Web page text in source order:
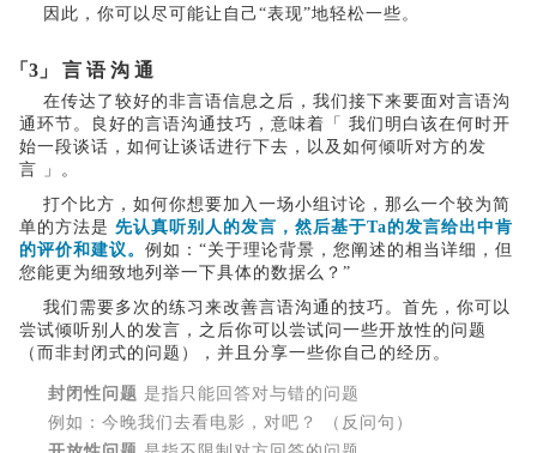
因此，你可以尽可能让自己“表现”地轻松一些。
「3」 言 语 沟 通
在传达了较好的非言语信息之后，我们接下来要面对言语沟
通环节。良好的言语沟通技巧，意味着 「 我们明白该在何时开
始一段谈话，如何让谈话进行下去，以及如何倾听对方的发
言
」
。
打个比方，如何你想要加入一场小组讨论，那么一个较为简
单的方法是 先认真听别人的发言，然后基于Ta的发言给出中肯
的评价和建议。 例如：“关于理论背景，您阐述的相当详细，但
您能更为细致地列举一下具体的数据么？”
我们需要多次的练习来改善言语沟通的技巧。首先，你可以
尝试倾听别人的发言，之后你可以尝试问一些开放性的问题
（而非封闭式的问题），并且分享一些你自己的经历。
封闭性问题 是指只能回答对与错的问题
例如：今晚我们去看电影，对吧？ （反问句）